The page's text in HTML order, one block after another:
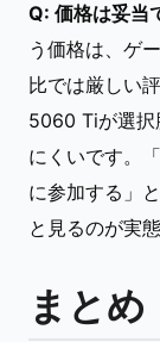
Q: 価格は妥当
う価格は、ゲ
比では厳しい
5060 Tiが選択
にくいです。
に参加する」
と見るのが実
まとめ